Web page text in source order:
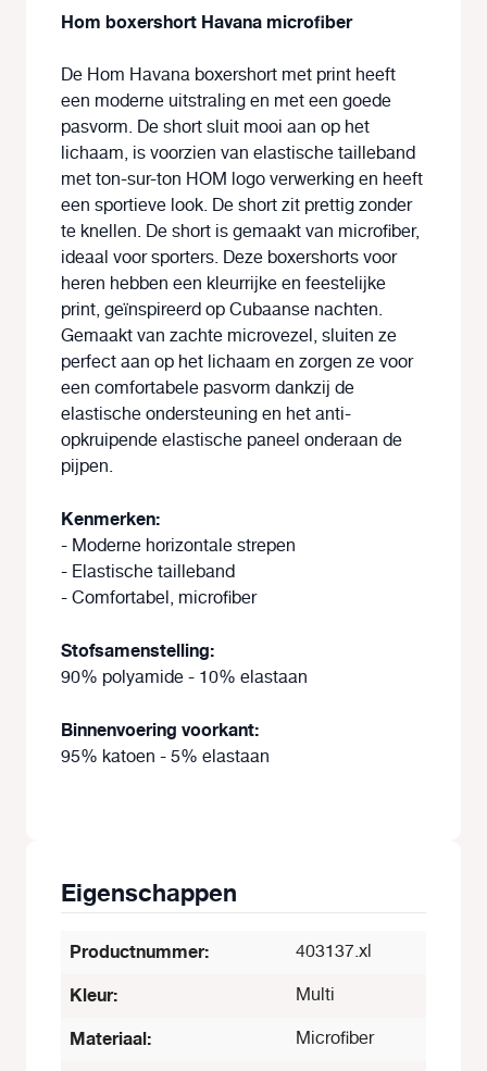
Hom boxershort Havana microfiber
De Hom Havana boxershort met print heeft
een moderne uitstraling en met een goede
pasvorm. De short sluit mooi aan op het
lichaam, is voorzien van elastische tailleband
met ton-sur-ton HOM logo verwerking en heeft
een sportieve look. De short zit prettig zonder
te knellen. De short is gemaakt van microfiber,
ideaal voor sporters. Deze boxershorts voor
heren hebben een kleurrijke en feestelijke
print, geïnspireerd op Cubaanse nachten.
Gemaakt van zachte microvezel, sluiten ze
perfect aan op het lichaam en zorgen ze voor
een comfortabele pasvorm dankzij de
elastische ondersteuning en het anti-
opkruipende elastische paneel onderaan de
pijpen.
Kenmerken:
- Moderne horizontale strepen
- Elastische tailleband
- Comfortabel, microfiber
Stofsamenstelling:
90% polyamide - 10% elastaan
Binnenvoering voorkant:
95% katoen - 5% elastaan
Eigenschappen
Productnummer: 403137.xl
Kleur: Multi
Materiaal: Microfiber